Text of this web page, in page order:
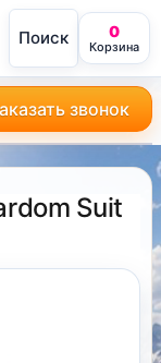
Поиск 0
Корзина
звонок
Suit